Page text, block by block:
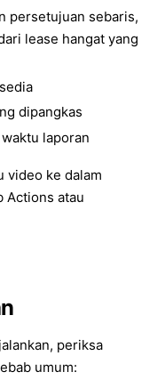
persetujuan sebaris,
lease hangat yang
dipangkas
laporan
video ke dalam
Actions atau
periksa
umum: